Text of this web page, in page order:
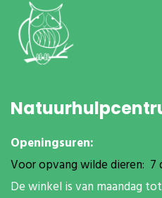
Openingsuren:
Voor opvang wilde dieren: 7
De winkel is van maandag